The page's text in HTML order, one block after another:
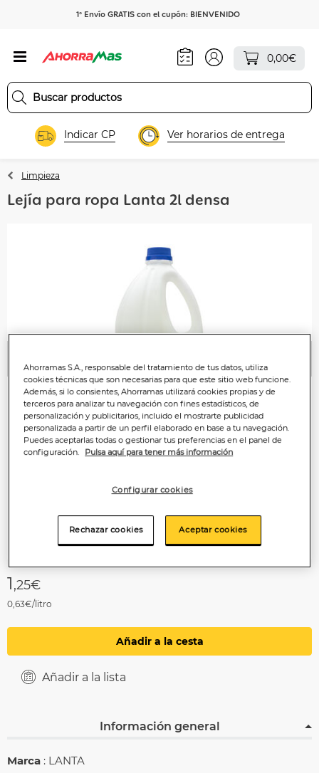
1º Envío GRATIS con el cupón: BIENVENIDO
0,00€
Indicar CP Ver horarios de entrega
Limpieza
Lejía para ropa Lanta 2l densa
Anterior
1,25€
0,63€/litro
Añadir a la cesta
Añadir a la lista
Información general
Marca : LANTA
Ahorramas S.A., responsable del tratamiento de tus datos, utiliza
cookies técnicas que son necesarias para que este sitio web funcione.
Además, si lo consientes, Ahorramas utilizará cookies propias y de
terceros para analizar tu navegación con fines estadísticos, de
personalización y publicitarios, incluido el mostrarte publicidad
personalizada a partir de un perfil elaborado en base a tu navegación.
Puedes aceptarlas todas o gestionar tus preferencias en el panel de
configuración.
Pulsa aquí para tener más información
Configurar cookies
Rechazar cookies Aceptar cookies